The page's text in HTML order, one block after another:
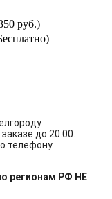
руб.)
до 20.00.
телефону.
регионам РФ НЕ